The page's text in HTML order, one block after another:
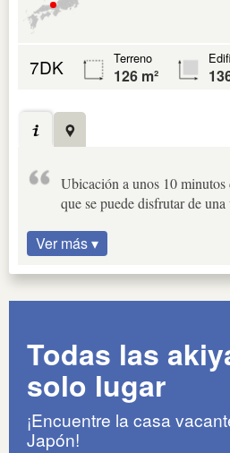
7DK Terreno
126 m²
Ubicación a unos 10 minutos
que se puede disfrutar de
Ver más ▾
Todas las
solo lugar
¡Encuentre la casa
Japón!